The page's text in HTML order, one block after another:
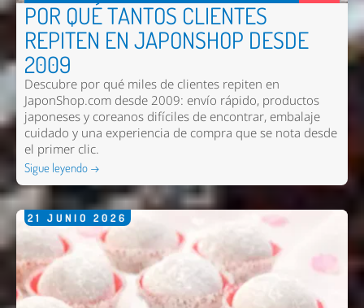
POR QUÉ TANTOS CLIENTES
REPITEN EN JAPONSHOP DESDE
2009
Descubre por qué miles de clientes repiten en
JaponShop.com desde 2009: envío rápido, productos
japoneses y coreanos difíciles de encontrar, embalaje
cuidado y una experiencia de compra que se nota desde
el primer clic.
Sigue leyendo →
21 JUNIO 2026